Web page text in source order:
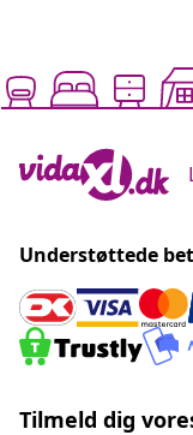
Understøttede
Tilmeld dig